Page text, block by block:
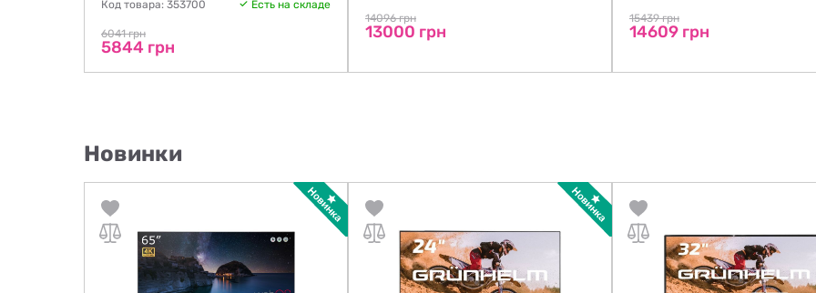
Код товара: 353700 Есть на складе
6041 грн
5844 грн
14096 грн
13000 грн
15439 грн
14609 грн
Новинки